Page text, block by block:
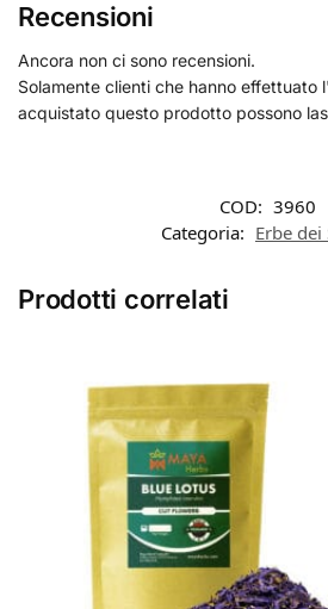
Recensioni
Ancora non ci sono recensioni.
Solamente clienti che hanno effettuato
acquistato questo prodotto possono
COD: 3960
Categoria: Erbe dei
Prodotti correlati